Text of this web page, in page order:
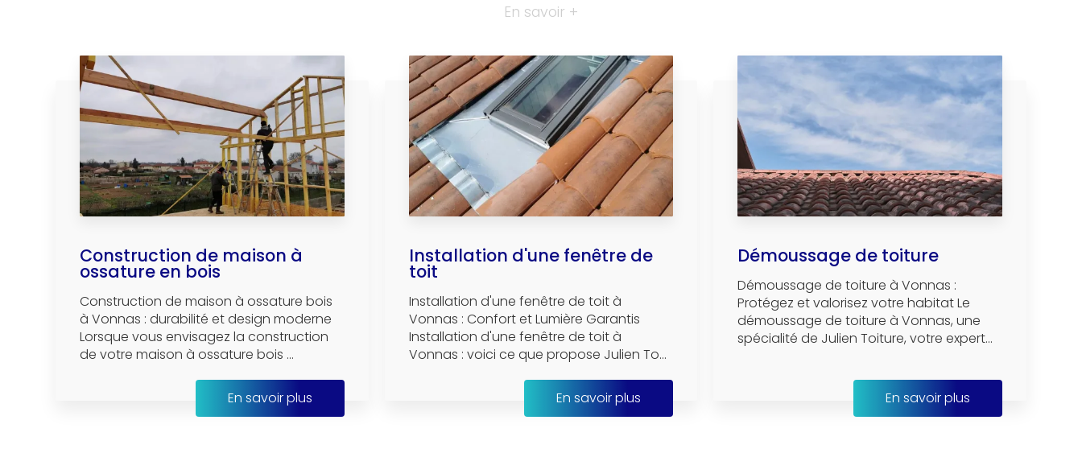
En savoir +
Construction de maison à
ossature en bois
Construction de maison à ossature bois
à Vonnas : durabilité et design moderne
Lorsque vous envisagez la construction
de votre maison à ossature bois ...
En savoir plus
Installation d'une fenêtre de
toit
Installation d'une fenêtre de toit à
Vonnas : Confort et Lumière Garantis
Installation d'une fenêtre de toit à
Vonnas : voici ce que propose Julien To...
En savoir plus
Démoussage de toiture
Démoussage de toiture à Vonnas :
Protégez et valorisez votre habitat Le
démoussage de toiture à Vonnas, une
spécialité de Julien Toiture, votre expert...
En savoir plus